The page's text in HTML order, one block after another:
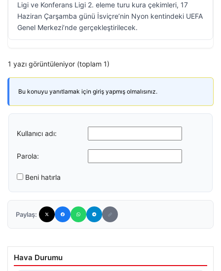
Ligi ve Konferans Ligi 2. eleme turu kura çekimleri, 17
Haziran Çarşamba günü İsviçre’nin Nyon kentindeki UEFA
Genel Merkezi’nde gerçekleştirilecek.
1 yazı görüntüleniyor (toplam 1)
Bu konuyu yanıtlamak için giriş yapmış olmalısınız.
Kullanıcı adı:
Parola:
Beni hatırla
Paylaş:
Hava Durumu